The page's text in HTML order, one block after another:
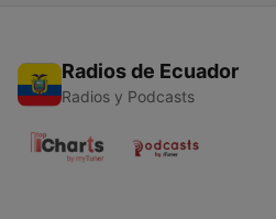
Radios de Ecuador
Radios y Podcasts